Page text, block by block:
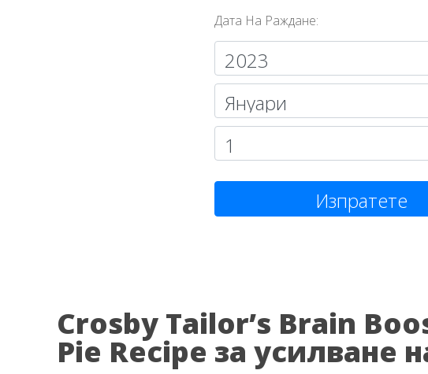
Дата На Раждане:
Изпратете
Crosby Tailor’s Brain
Pie Recipe за усилване